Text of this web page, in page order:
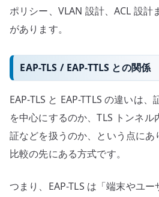
ポリシー、VLAN 設計、ACL 設計
があります。
EAP-TLS / EAP-TTLS との関係
EAP-TLS と EAP-TTLS の違いは
を中心にするのか、TLS トンネ
証などを扱うのか、という点にあ
比較の先にある方式です。
つまり、EAP-TLS は「端末やユ